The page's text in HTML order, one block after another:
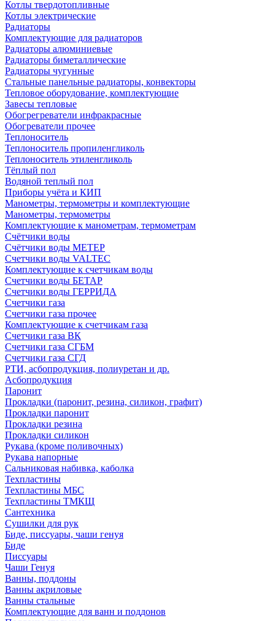
Котлы твердотопливные
Котлы электрические
Радиаторы
Комплектующие для радиаторов
Радиаторы алюминиевые
Радиаторы биметаллические
Радиаторы чугунные
Стальные панельные радиаторы, конвекторы
Тепловое оборудование, комплектующие
Завесы тепловые
Обогрегреватели инфракрасные
Обогреватели прочее
Теплоноситель
Теплоноситель пропиленгликоль
Теплоноситель этиленгликоль
Тёплый пол
Водяной теплый пол
Приборы учёта и КИП
Манометры, термометры и комплектующие
Манометры, термометры
Комплектующие к манометрам, термометрам
Счётчики воды
Счётчики воды МЕТЕР
Счетчики воды VALTEC
Комплектующие к счетчикам воды
Счетчики воды БЕТАР
Счетчики воды ГЕРРИДА
Счетчики газа
Счетчики газа прочее
Комплектующие к счетчикам газа
Счетчики газа ВК
Счетчики газа СГБМ
Счетчики газа СГД
РТИ, асбопродукция, полиуретан и др.
Асбопродукция
Паронит
Прокладки (паронит, резина, силикон, графит)
Прокладки паронит
Прокладки резина
Прокладки силикон
Рукава (кроме поливочных)
Рукава напорные
Сальниковая набивка, каболка
Техпластины
Техпластины МБС
Техпластины ТМКЩ
Сантехника
Сушилки для рук
Биде, писсуары, чаши генуя
Биде
Писсуары
Чаши Генуя
Ванны, поддоны
Ванны акриловые
Ванны стальные
Комплектующие для ванн и поддонов